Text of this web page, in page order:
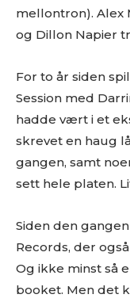
mellontron). Alex
og Dillon Napier
For to år siden
Session med
hadde vært i et
skrevet en haug
gangen, samt
sett hele platen.
Siden den
Records, der
Og ikke minst så
booket. Men det